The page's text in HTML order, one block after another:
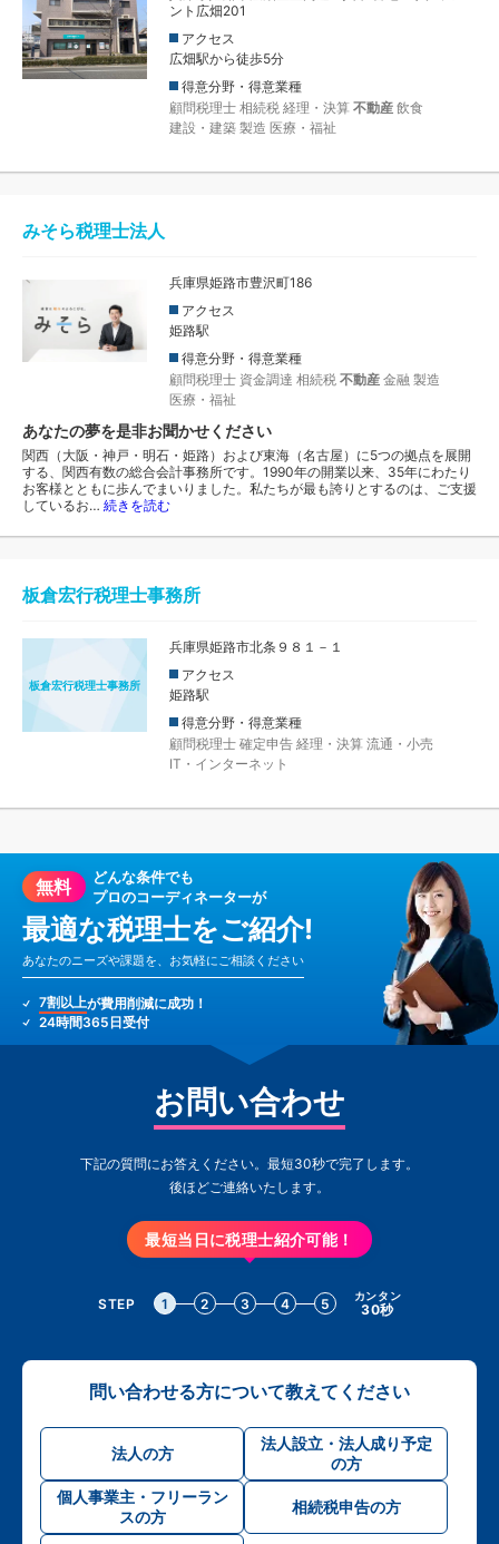
ント広畑201
アクセス
広畑駅から徒歩5分
得意分野・得意業種
顧問税理士 相続税 経理・決算 不動産 飲食
建設・建築 製造 医療・福祉
みそら税理士法人
兵庫県姫路市豊沢町186
アクセス
姫路駅
得意分野・得意業種
顧問税理士 資金調達 相続税 不動産 金融 製造
医療・福祉
あなたの夢を是非お聞かせください
関西（大阪・神戸・明石・姫路）および東海（名古屋）に5つの拠点を展開
する、関西有数の総合会計事務所です。1990年の開業以来、35年にわたり
お客様とともに歩んでまいりました。私たちが最も誇りとするのは、ご支援
しているお… 続きを読む
板倉宏行税理士事務所
板倉宏行税理士事務所
兵庫県姫路市北条９８１－１
アクセス
姫路駅
得意分野・得意業種
顧問税理士 確定申告 経理・決算 流通・小売
IT・インターネット
無料
どんな条件でも
プロのコーディネーターが
最適な税理士をご紹介!
あなたのニーズや課題を、お気軽にご相談ください
7割以上が費用削減に成功！
24時間365日受付
お問い合わせ
下記の質問にお答えください。最短30秒で完了します。
後ほどご連絡いたします。
最短当日に税理士紹介可能！
STEP 1 2 3 4 5 カンタン
30秒
問い合わせる方について教えてください
法人の方
法人設立・法人成り予定
の方
個人事業主・フリーラン
スの方
相続税申告の方